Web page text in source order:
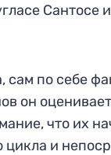
по себе
он
что их
и